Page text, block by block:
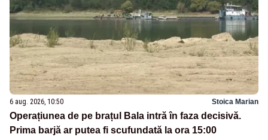
6 aug. 2026, 10:50 Stoica Marian
Operațiunea de pe brațul Bala intră în faza decisivă.
Prima barjă ar putea fi scufundată la ora 15:00